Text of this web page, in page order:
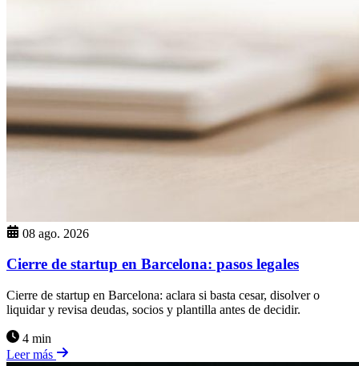
08 ago. 2026
Cierre de startup en Barcelona: pasos legales
Cierre de startup en Barcelona: aclara si basta cesar, disolver o
liquidar y revisa deudas, socios y plantilla antes de decidir.
4 min
Leer más